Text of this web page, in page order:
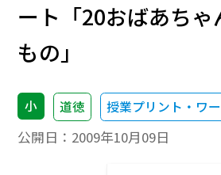
ート「20おばあちゃ
もの」
小 道徳 授業プリント・ワ
公開日： 2009年10月09日